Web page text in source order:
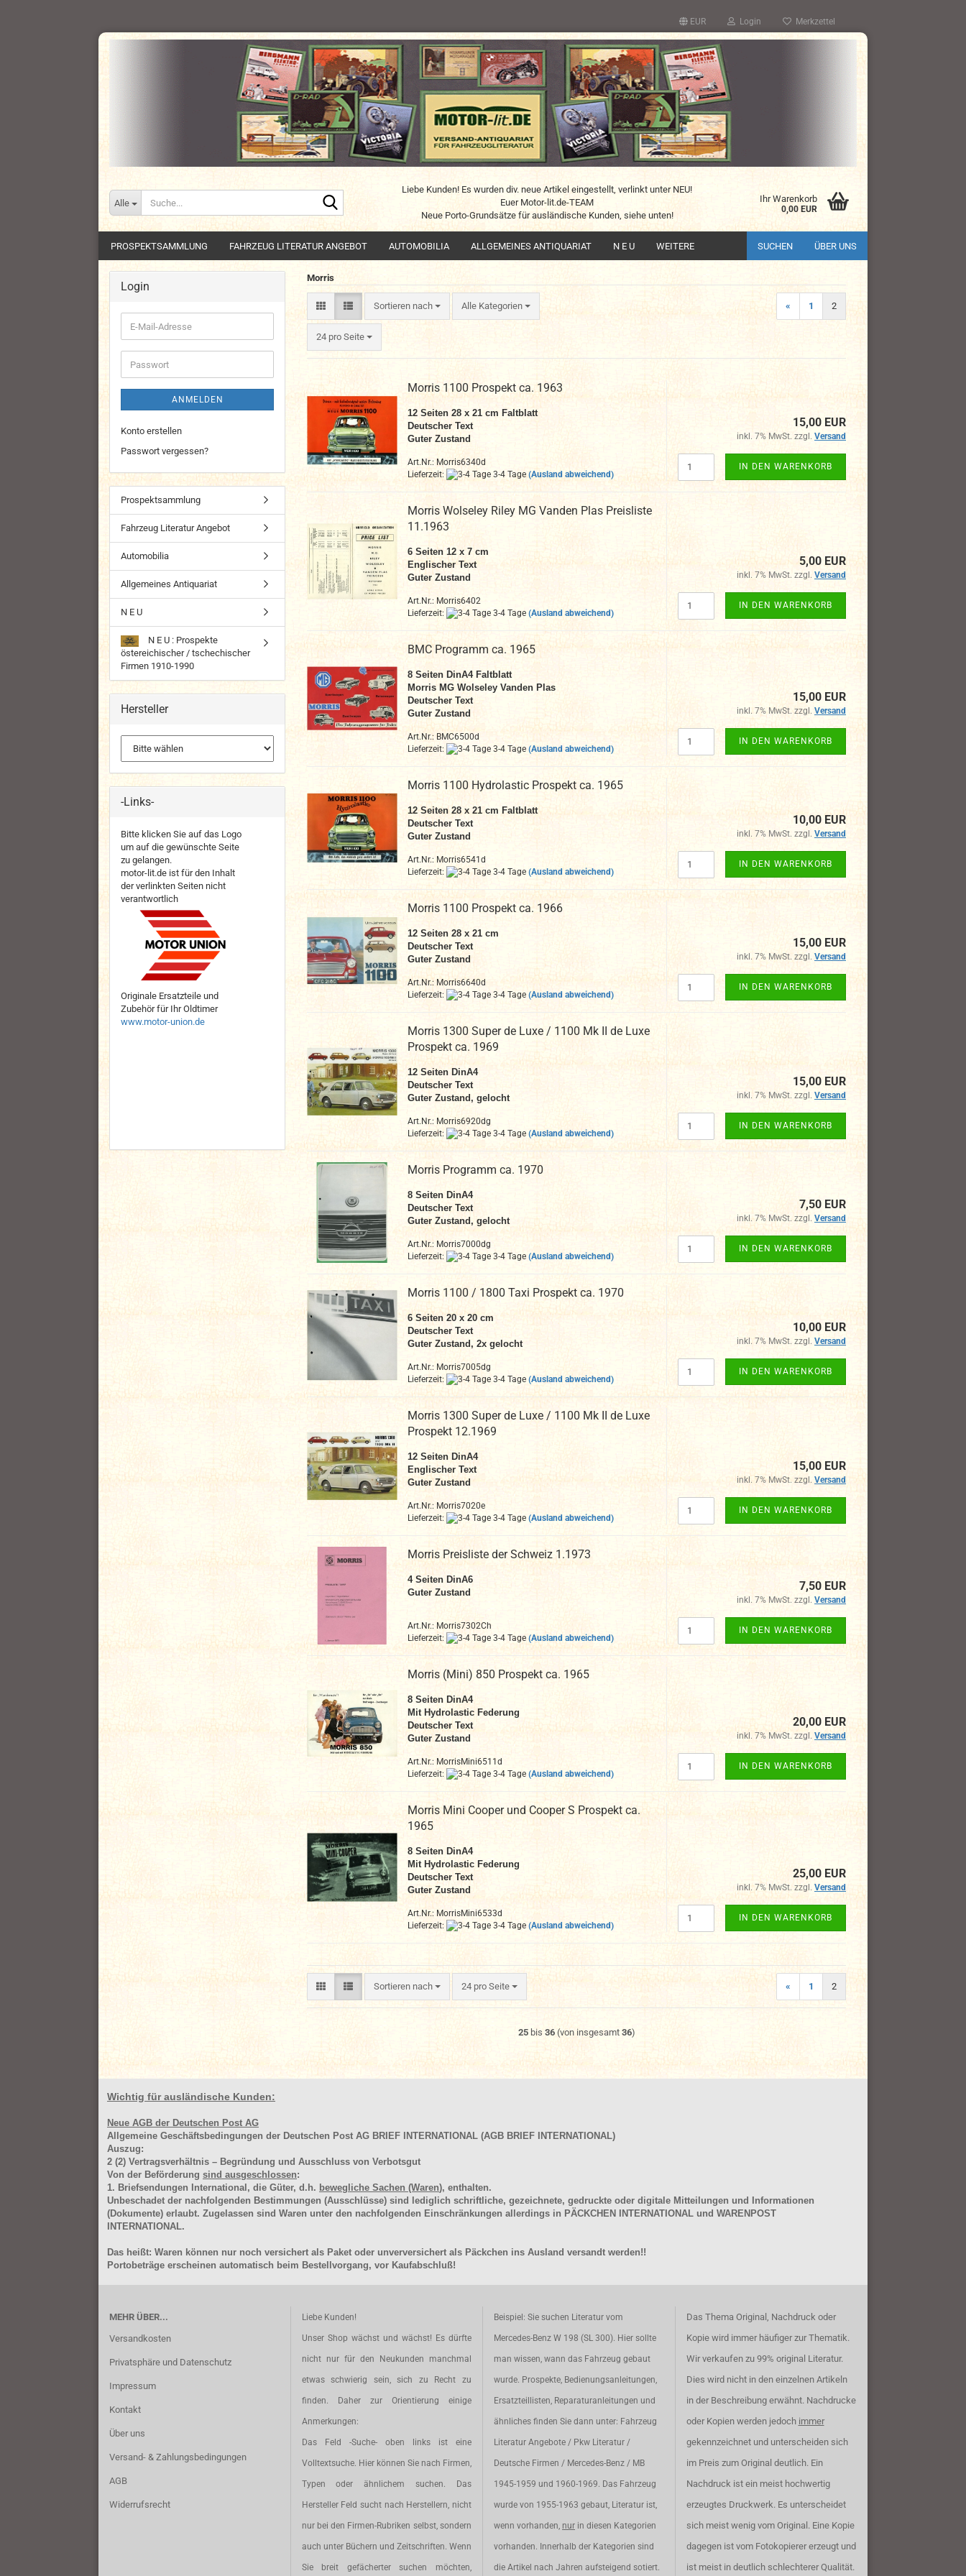
EUR Login Merkzettel
Alle
Suche...
Liebe Kunden! Es wurden div. neue Artikel eingestellt, verlinkt unter NEU!
Euer Motor-lit.de-TEAM
Neue Porto-Grundsätze für ausländische Kunden, siehe unten!
Ihr Warenkorb
0,00 EUR
PROSPEKTSAMMLUNG FAHRZEUG LITERATUR ANGEBOT AUTOMOBILIA ALLGEMEINES ANTIQUARIAT N E U SUCHEN ÜBER UNS
WEITERE
Morris
Sortieren nach
Sortieren nach Alle Kategorien
24 pro Seite
pro Seite
« 1 2
Morris 1100 Prospekt ca. 1963
12 Seiten 28 x 21 cm Faltblatt
Deutscher Text
Guter Zustand
Art.Nr.: Morris6340d
Lieferzeit:
3-4 Tage (Ausland abweichend)
15,00 EUR
inkl. 7% MwSt. zzgl. Versand
IN DEN WARENKORB
Morris Wolseley Riley MG Vanden Plas Preisliste
11.1963
6 Seiten 12 x 7 cm
Englischer Text
Guter Zustand
Art.Nr.: Morris6402
Lieferzeit:
3-4 Tage (Ausland abweichend)
5,00 EUR
inkl. 7% MwSt. zzgl. Versand
IN DEN WARENKORB
BMC Programm ca. 1965
8 Seiten DinA4Faltblatt
Morris MG Wolseley Vanden Plas
Deutscher Text
Guter Zustand
Art.Nr.: BMC6500d
Lieferzeit:
3-4 Tage (Ausland abweichend)
15,00 EUR
inkl. 7% MwSt. zzgl. Versand
IN DEN WARENKORB
Morris 1100 Hydrolastic Prospekt ca. 1965
12 Seiten 28 x 21 cm Faltblatt
Deutscher Text
Guter Zustand
Art.Nr.: Morris6541d
Lieferzeit:
3-4 Tage (Ausland abweichend)
10,00 EUR
inkl. 7% MwSt. zzgl. Versand
IN DEN WARENKORB
Morris 1100 Prospekt ca. 1966
12 Seiten 28 x 21 cm
Deutscher Text
Guter Zustand
Art.Nr.: Morris6640d
Lieferzeit:
3-4 Tage (Ausland abweichend)
15,00 EUR
inkl. 7% MwSt. zzgl. Versand
IN DEN WARENKORB
Morris 1300 Super de Luxe / 1100 Mk II de Luxe
Prospekt ca. 1969
12 Seiten DinA4
Deutscher Text
Guter Zustand, gelocht
Art.Nr.: Morris6920dg
Lieferzeit:
3-4 Tage (Ausland abweichend)
15,00 EUR
inkl. 7% MwSt. zzgl. Versand
IN DEN WARENKORB
Morris Programm ca. 1970
8 Seiten DinA4
Deutscher Text
Guter Zustand, gelocht
Art.Nr.: Morris7000dg
Lieferzeit:
3-4 Tage (Ausland abweichend)
7,50 EUR
inkl. 7% MwSt. zzgl. Versand
IN DEN WARENKORB
Morris 1100 / 1800 Taxi Prospekt ca. 1970
6Seiten 20 x 20 cm
Deutscher Text
Guter Zustand, 2x gelocht
Art.Nr.: Morris7005dg
Lieferzeit:
3-4 Tage (Ausland abweichend)
10,00 EUR
inkl. 7% MwSt. zzgl. Versand
IN DEN WARENKORB
Morris 1300 Super de Luxe / 1100 Mk II de Luxe
Prospekt 12.1969
12 Seiten DinA4
Englischer Text
Guter Zustand
Art.Nr.: Morris7020e
Lieferzeit:
3-4 Tage (Ausland abweichend)
15,00 EUR
inkl. 7% MwSt. zzgl. Versand
IN DEN WARENKORB
Morris Preisliste der Schweiz 1.1973
4 Seiten DinA6
Guter Zustand
Art.Nr.: Morris7302Ch
Lieferzeit:
3-4 Tage (Ausland abweichend)
7,50 EUR
inkl. 7% MwSt. zzgl. Versand
IN DEN WARENKORB
Morris (Mini) 850 Prospekt ca. 1965
8 Seiten DinA4
Mit Hydrolastic Federung
Deutscher Text
Guter Zustand
Art.Nr.: MorrisMini6511d
Lieferzeit:
3-4 Tage (Ausland abweichend)
20,00 EUR
inkl. 7% MwSt. zzgl. Versand
IN DEN WARENKORB
Morris Mini Cooper und Cooper S Prospekt ca.
1965
8Seiten DinA4
Mit Hydrolastic Federung
Deutscher Text
Guter Zustand
Art.Nr.: MorrisMini6533d
Lieferzeit:
3-4 Tage (Ausland abweichend)
25,00 EUR
inkl. 7% MwSt. zzgl. Versand
IN DEN WARENKORB
Sortieren nach
Sortieren nach 24 pro Seite
pro Seite « 1 2
25bis 36(von insgesamt 36)
Login
E-
Mail-
Adresse
Passwort
ANMELDEN
Konto erstellen
Passwort vergessen?
Prospektsammlung
Fahrzeug Literatur Angebot
Automobilia
Allgemeines Antiquariat
N E U
N E U : Prospekte
östereichischer / tschechischer
Firmen 1910-1990
Hersteller
-Links-
Bitte klicken Sie auf das Logo
um auf die gewünschte Seite
zu gelangen.
motor-lit.de ist für den Inhalt
der verlinkten Seiten nicht
verantwortlich
Originale Ersatzteile und
Zubehör für Ihr Oldtimer
www.motor-union.de
Wichtig für ausländische Kunden:
Neue AGB der Deutschen Post AG
Allgemeine Geschäftsbedingungen der Deutschen Post AG BRIEF INTERNATIONAL (AGB BRIEF INTERNATIONAL)
Auszug:
2 (2) Vertragsverhältnis – Begründung und Ausschluss von Verbotsgut
Von der Beförderung sind ausgeschlossen:
1. Briefsendungen International, die Güter, d.h. bewegliche Sachen (Waren), enthalten.
Unbeschadet der nachfolgenden Bestimmungen (Ausschlüsse) sind lediglich schriftliche, gezeichnete, gedruckte oder digitale Mitteilungen und Informationen
(Dokumente) erlaubt. Zugelassen sind Waren unter den nachfolgenden Einschränkungen allerdings in PÄCKCHEN INTERNATIONAL und WARENPOST
INTERNATIONAL.
Das heißt: Waren können nur noch versichert als Paket oder unverversichert als Päckchen ins Ausland versandt werden!!
Portobeträge erscheinen automatisch beim Bestellvorgang, vor Kaufabschluß!
MEHR ÜBER...
Versandkosten
Privatsphäre und Datenschutz
Impressum
Kontakt
Über uns
Versand- & Zahlungsbedingungen
AGB
Widerrufsrecht
Liebe Kunden!
Unser Shop wächst und wächst! Es dürfte
nicht nur für den Neukunden manchmal
etwas schwierig sein, sich zu Recht zu
finden. Daher zur Orientierung einige
Anmerkungen:
Das Feld -Suche- oben links ist eine
Volltextsuche. Hier können Sie nach Firmen,
Typen oder ähnlichem suchen. Das
Hersteller Feld sucht nach Herstellern, nicht
nur bei den Firmen-Rubriken selbst, sondern
auch unter Büchern und Zeitschriften. Wenn
Sie breit gefächerter suchen möchten,
Beispiel: Sie suchen Literatur vom
Mercedes-Benz W 198 (SL 300). Hier sollte
man wissen, wann das Fahrzeug gebaut
wurde. Prospekte, Bedienungsanleitungen,
Ersatzteillisten, Reparaturanleitungen und
ähnliches finden Sie dann unter: Fahrzeug
Literatur Angebote / Pkw Literatur /
Deutsche Firmen / Mercedes-Benz / MB
1945-1959 und 1960-1969. Das Fahrzeug
wurde von 1955-1963 gebaut, Literatur ist,
wenn vorhanden, nur in diesen Kategorien
vorhanden. Innerhalb der Kategorien sind
die Artikel nach Jahren aufsteigend sotiert.
Das Thema Original, Nachdruck oder
Kopie wird immer häufiger zur Thematik.
Wir verkaufen zu 99% original Literatur.
Dies wird nicht in den einzelnen Artikeln
in der Beschreibung erwähnt. Nachdrucke
oder Kopien werden jedoch immer
gekennzeichnet und unterscheiden sich
im Preis zum Original deutlich. Ein
Nachdruck ist ein meist hochwertig
erzeugtes Druckwerk. Es unterscheidet
sich meist wenig vom Original. Eine Kopie
dagegen ist vom Fotokopierer erzeugt und
ist meist in deutlich schlechterer Qualität.